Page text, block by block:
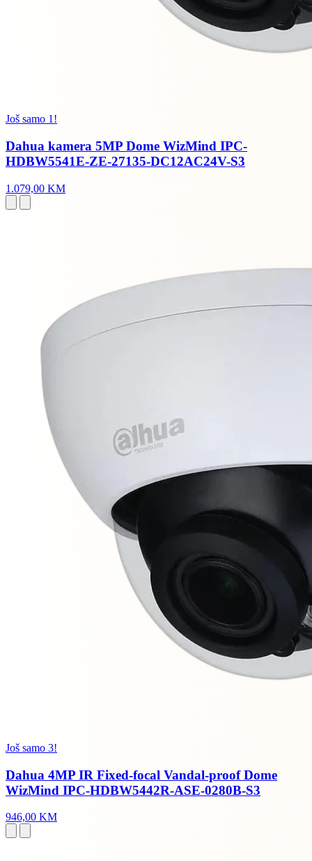
Još samo 1!
Dahua kamera 5MP Dome WizMind IPC-
HDBW5541E-ZE-27135-DC12AC24V-S3
1.079,00 KM
Još samo 3!
Dahua 4MP IR Fixed-focal Vandal-proof Dome
WizMind IPC-HDBW5442R-ASE-0280B-S3
946,00 KM